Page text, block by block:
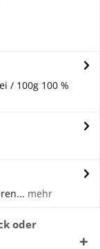
/ 100g 100 %
mehr
oder